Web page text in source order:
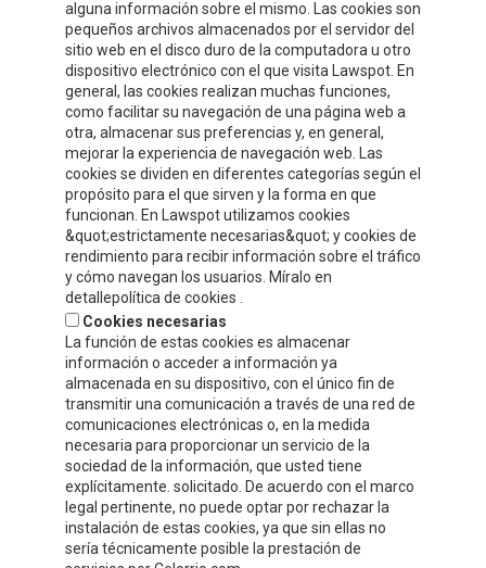
alguna información sobre el mismo. Las cookies son
pequeños archivos almacenados por el servidor del
sitio web en el disco duro de la computadora u otro
dispositivo electrónico con el que visita Lawspot. En
general, las cookies realizan muchas funciones,
como facilitar su navegación de una página web a
otra, almacenar sus preferencias y, en general,
mejorar la experiencia de navegación web. Las
cookies se dividen en diferentes categorías según el
propósito para el que sirven y la forma en que
funcionan. En Lawspot utilizamos cookies
&quot;estrictamente necesarias&quot; y cookies de
rendimiento para recibir información sobre el tráfico
y cómo navegan los usuarios. Míralo en
detallepolítica de cookies .
Cookies necesarias
La función de estas cookies es almacenar
información o acceder a información ya
almacenada en su dispositivo, con el único fin de
transmitir una comunicación a través de una red de
comunicaciones electrónicas o, en la medida
necesaria para proporcionar un servicio de la
sociedad de la información, que usted tiene
explícitamente. solicitado. De acuerdo con el marco
legal pertinente, no puede optar por rechazar la
instalación de estas cookies, ya que sin ellas no
sería técnicamente posible la prestación de
INFORMATION DE CONTACT
Compre y Compare S.A.
Polígono Tejerías, zona sur, Calle G
Calahorra, La Rioja
+34 941 132 803
+34 941 132 512
info@celorrio.com
ZONE PRIVÉE
ÉCRIVEZ-NOUS!